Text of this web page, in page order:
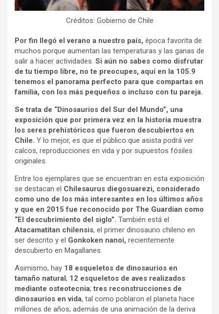
Créditos: Gobierno de Chile
Por fin llegó el verano a nuestro país, época favorita de
muchos porque aumentan las temperaturas y las ganas de
salir a hacer actividades. Si aún no sabes como disfrutar
de tu tiempo libre, no te preocupes, aquí en la 105.9
tenemos el panorama perfecto para que compartas en
familia, con los más pequeños o incluso con tu pareja.
Se trata de “Dinosaurios del Sur del Mundo”, una
exposición que por primera vez en la historia muestra
los seres prehistóricos que fueron descubiertos en
Chile. Y lo mejor, es que el público que asista podrá ver
calcos, reproducciones en vida y por supuestos fósiles
originales.
Entre los ejemplares que se encuentran en esta exposición
se destacan el Chilesaurus diegosuarezi, considerado
como uno de los más interesantes en los últimos años
y que en 2015 fue reconocido por The Guardian como
“El descubrimiento del siglo”. También está el
Atacamatitan chilensis, el primer dinosaurio chileno en
ser descrito y el Gonkoken nanoi, recientemente
descubierto en Magallanes.
Asimismo, hay 18 esqueletos de dinosaurios en
tamaño natural; 12 esqueletos de aves realizados
mediante osteotecnia;tres reconstrucciones de
dinosaurios en vida, tal como poblaron el planeta hace
millones de años; además de una animación de la deriva